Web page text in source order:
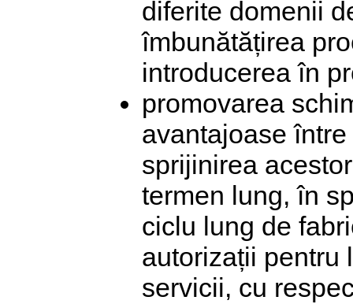
diferite domenii
îmbunătățirea
introducerea în
promovarea
avantajoase
sprijinirea
termen lung, în
ciclu lung de
autorizații pentru
servicii, cu